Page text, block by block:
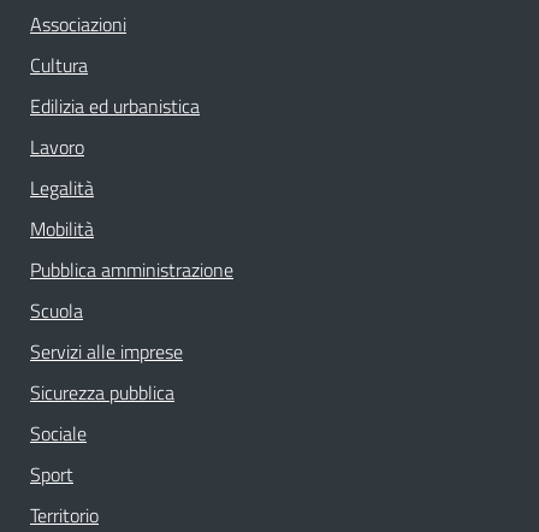
Associazioni
Cultura
Edilizia ed urbanistica
Lavoro
Legalità
Mobilità
Pubblica amministrazione
Scuola
Servizi alle imprese
Sicurezza pubblica
Sociale
Sport
Territorio